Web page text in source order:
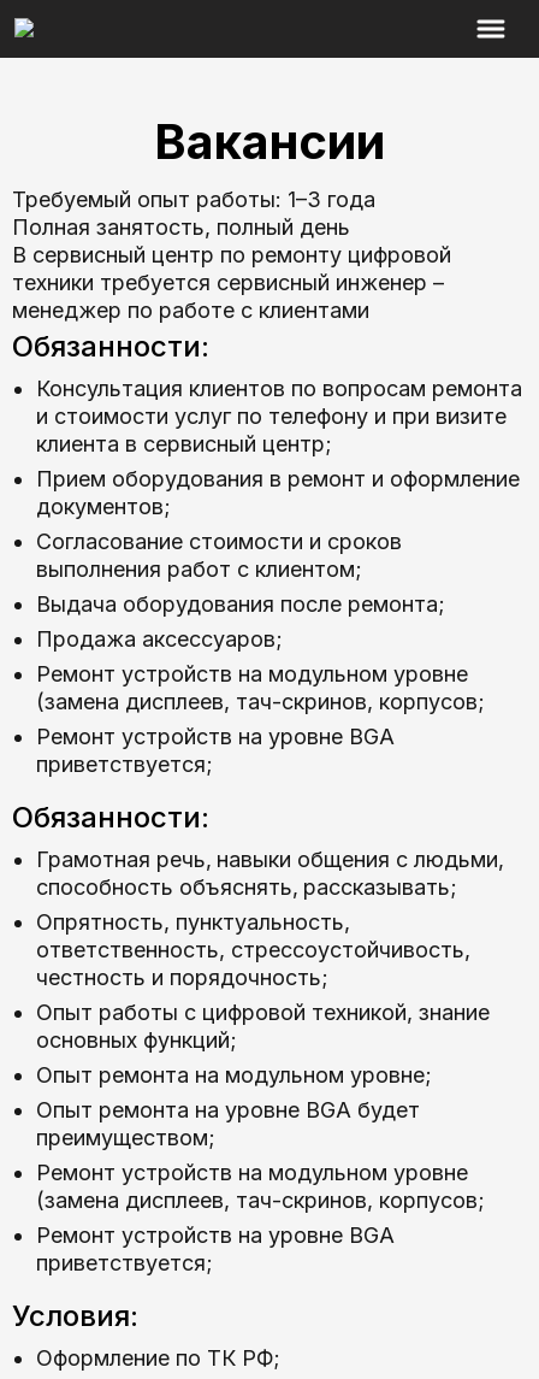
Вакансии
Требуемый опыт работы: 1–3 года
Полная занятость, полный день
В сервисный центр по ремонту цифровой
техники требуется сервисный инженер –
менеджер по работе с клиентами
Обязанности:
Консультация клиентов по вопросам ремонта
и стоимости услуг по телефону и при визите
клиента в сервисный центр;
Прием оборудования в ремонт и оформление
документов;
Согласование стоимости и сроков
выполнения работ с клиентом;
Выдача оборудования после ремонта;
Продажа аксессуаров;
Ремонт устройств на модульном уровне
(замена дисплеев, тач-скринов, корпусов;
Ремонт устройств на уровне BGA
приветствуется;
Обязанности:
Грамотная речь‚ навыки общения с людьми‚
способность объяснять‚ рассказывать;
Опрятность, пунктуальность,
ответственность, стрессоустойчивость,
честность и порядочность;
Опыт работы с цифровой техникой, знание
основных функций;
Опыт ремонта на модульном уровне;
Опыт ремонта на уровне BGA будет
преимуществом;
Ремонт устройств на модульном уровне
(замена дисплеев, тач-скринов, корпусов;
Ремонт устройств на уровне BGA
приветствуется;
Условия:
Оформление по ТК РФ;